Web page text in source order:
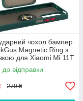
чохол бампер
Magnetic Ring з
для Xiaomi Mi 11T
Pro Green
до відправки
279 ₴